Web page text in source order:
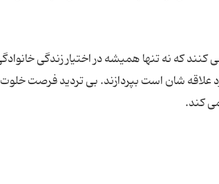
کنند که نه تنها همیشه در اختیار زندگی
علاقه شان است بپردازند. بی تردید فرصت